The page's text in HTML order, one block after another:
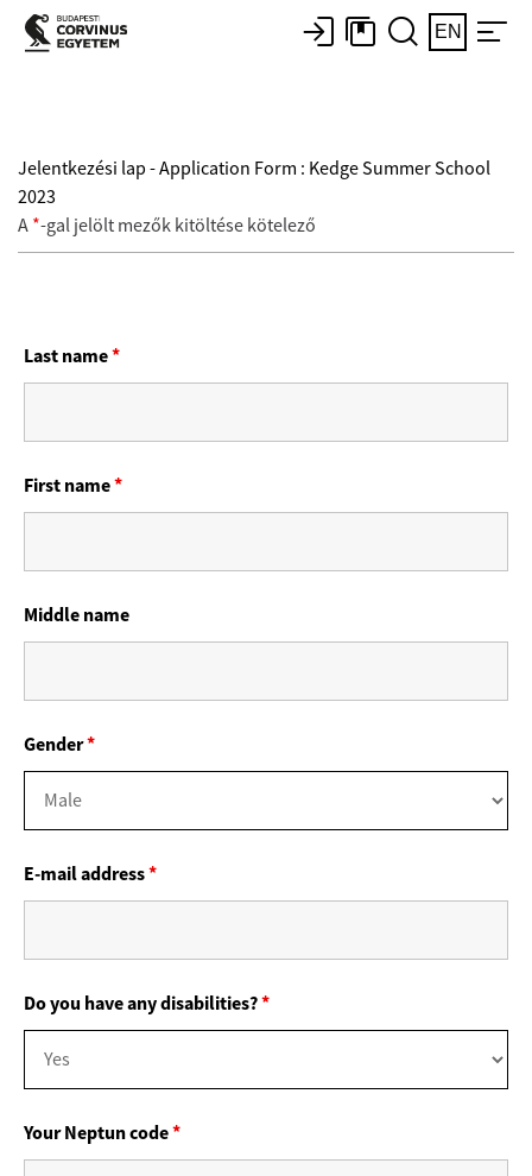
EN
Jelentkezési lap - Application Form : Kedge Summer School
2023
A *-gal jelölt mezők kitöltése kötelező
Last name*
First name*
Middle name
Gender*
E-mail address*
Do you have any disabilities?*
Your Neptun code*